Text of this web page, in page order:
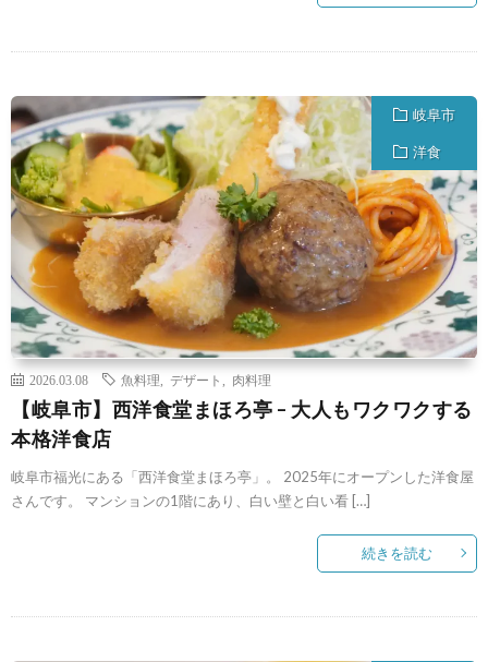
岐阜市
洋食
2026.03.08 魚料理 デザート 肉料理
【岐阜市】西洋食堂まほろ亭 – 大人もワクワクする
本格洋食店
岐阜市福光にある「西洋食堂まほろ亭」。 2025年にオープンした洋食屋
さんです。 マンションの1階にあり、白い壁と白い看 […]
続きを読む